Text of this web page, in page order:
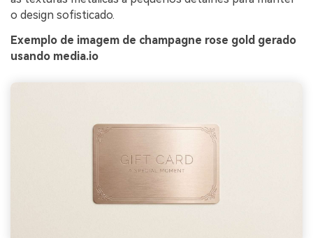
o design sofisticado.
Exemplo de imagem de champagne rose gold gerado
usando media.io